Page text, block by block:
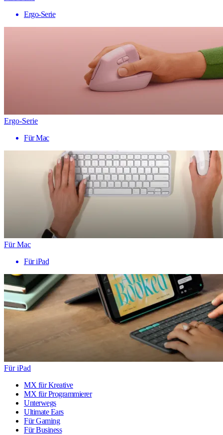
Ergo-Serie
Ergo-Serie
Für Mac
Für Mac
Für iPad
Für iPad
MX für Kreative
MX für Programmierer
Unterwegs
Ultimate Ears
Für Gaming
Für Business